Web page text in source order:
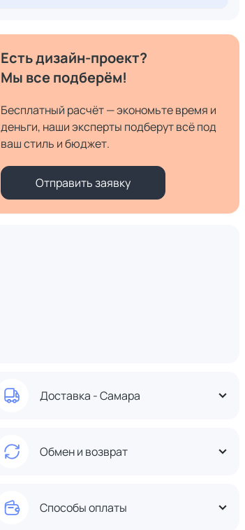
Есть дизайн-проект?
Мы все подберём!
Бесплатный расчёт — экономьте время и
деньги, наши эксперты подберут всё под
ваш стиль и бюджет.
Отправить заявку
Доставка - Самара
Обмен и возврат
Способы оплаты